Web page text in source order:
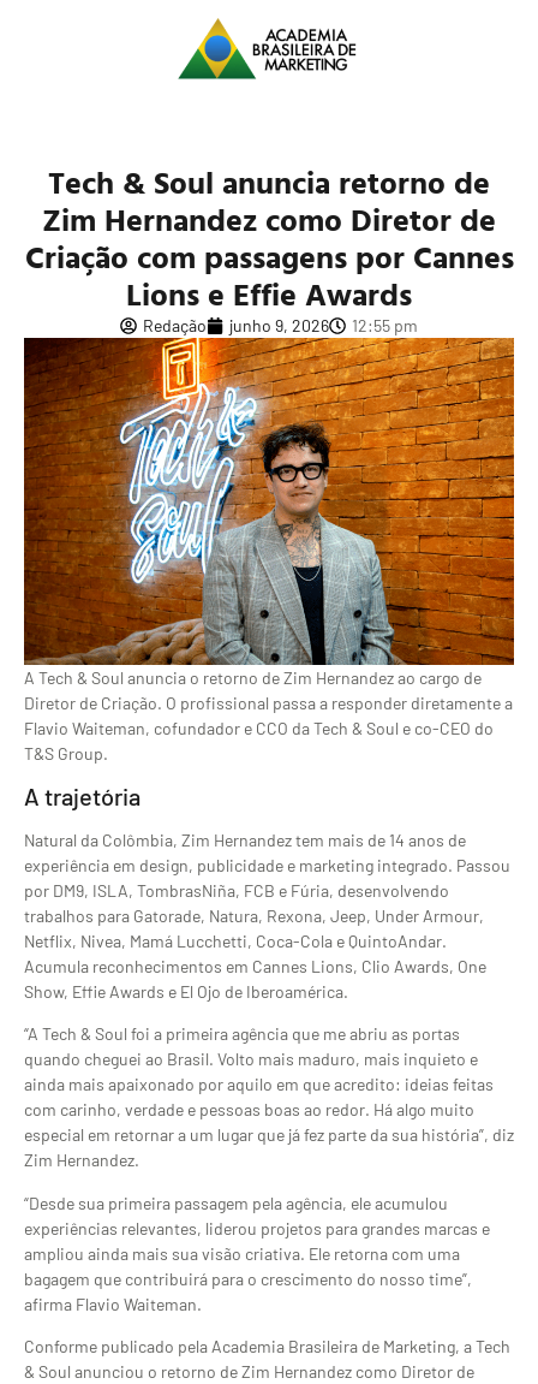
Tech & Soul anuncia retorno de
Zim Hernandez como Diretor de
Criação com passagens por Cannes
Lions e Effie Awards
Redação junho 9, 2026 12:55 pm
A Tech & Soul anuncia o retorno de Zim Hernandez ao cargo de
Diretor de Criação. O profissional passa a responder diretamente a
Flavio Waiteman, cofundador e CCO da Tech & Soul e co-CEO do
T&S Group.
A trajetória
Natural da Colômbia, Zim Hernandez tem mais de 14 anos de
experiência em design, publicidade e marketing integrado. Passou
por DM9, ISLA, TombrasNiña, FCB e Fúria, desenvolvendo
trabalhos para Gatorade, Natura, Rexona, Jeep, Under Armour,
Netflix, Nivea, Mamá Lucchetti, Coca-Cola e QuintoAndar.
Acumula reconhecimentos em Cannes Lions, Clio Awards, One
Show, Effie Awards e El Ojo de Iberoamérica.
“A Tech & Soul foi a primeira agência que me abriu as portas
quando cheguei ao Brasil. Volto mais maduro, mais inquieto e
ainda mais apaixonado por aquilo em que acredito: ideias feitas
com carinho, verdade e pessoas boas ao redor. Há algo muito
especial em retornar a um lugar que já fez parte da sua história”, diz
Zim Hernandez.
“Desde sua primeira passagem pela agência, ele acumulou
experiências relevantes, liderou projetos para grandes marcas e
ampliou ainda mais sua visão criativa. Ele retorna com uma
bagagem que contribuirá para o crescimento do nosso time”,
afirma Flavio Waiteman.
Conforme publicado pela Academia Brasileira de Marketing, a Tech
& Soul anunciou o retorno de Zim Hernandez como Diretor de